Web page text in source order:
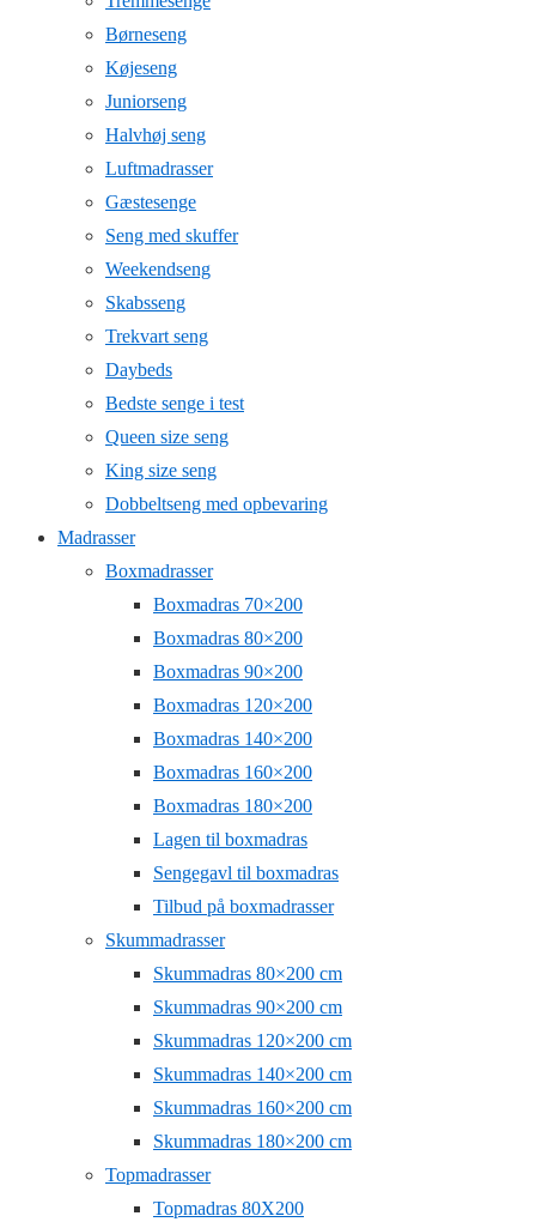
Børneseng
Køjeseng
Juniorseng
Halvhøj seng
Luftmadrasser
Gæstesenge
Seng med skuffer
Weekendseng
Skabsseng
Trekvart seng
Daybeds
Bedste senge i test
Queen size seng
King size seng
Dobbeltseng med opbevaring
Madrasser
Boxmadrasser
Boxmadras 70×200
Boxmadras 80×200
Boxmadras 90×200
Boxmadras 120×200
Boxmadras 140×200
Boxmadras 160×200
Boxmadras 180×200
Lagen til boxmadras
Sengegavl til boxmadras
Tilbud på boxmadrasser
Skummadrasser
Skummadras 80×200 cm
Skummadras 90×200 cm
Skummadras 120×200 cm
Skummadras 140×200 cm
Skummadras 160×200 cm
Skummadras 180×200 cm
Topmadrasser
Topmadras 80X200